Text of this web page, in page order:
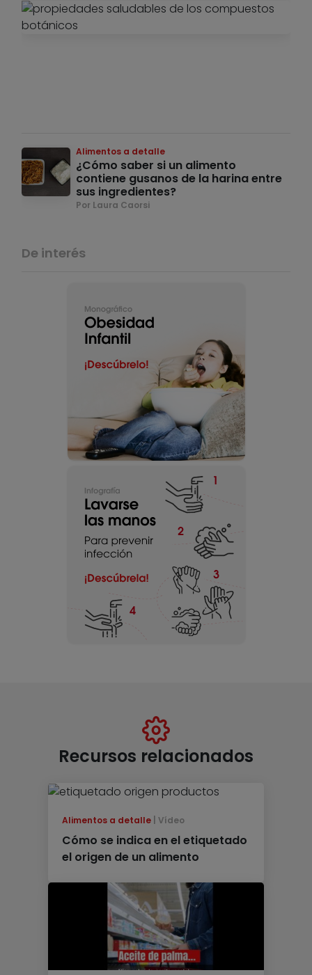
Alimentos a detalle
¿Cómo saber si un alimento
contiene gusanos de la harina entre
sus ingredientes?
Por Laura Caorsi
De interés
Recursos relacionados
Alimentos a detalle Vídeo
Cómo se indica en el etiquetado
el origen de un alimento